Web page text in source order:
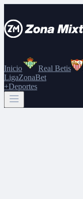
Inicio Real Betis
LigaZonaBet
+Deportes